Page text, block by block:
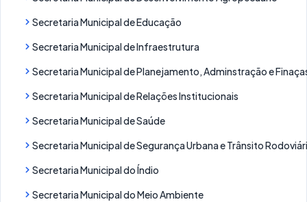
Secretaria Municipal de Educação
Secretaria Municipal de Infraestrutura
Secretaria Municipal de Planejamento, Adminstração e
Secretaria Municipal de Relações Institucionais
Secretaria Municipal de Saúde
Secretaria Municipal de Segurança Urbana e Trânsito
Secretaria Municipal do Índio
Secretaria Municipal do Meio Ambiente